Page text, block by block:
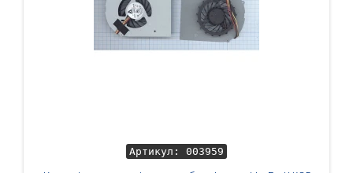
Артикул: 003959